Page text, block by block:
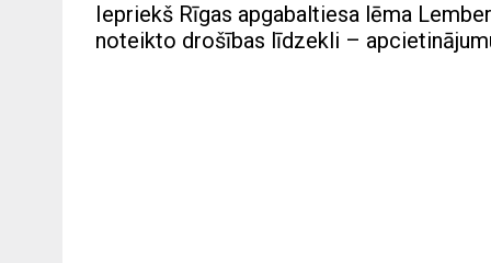
Iepriekš Rīgas apgabaltiesa lēma
noteikto drošības līdzekli –